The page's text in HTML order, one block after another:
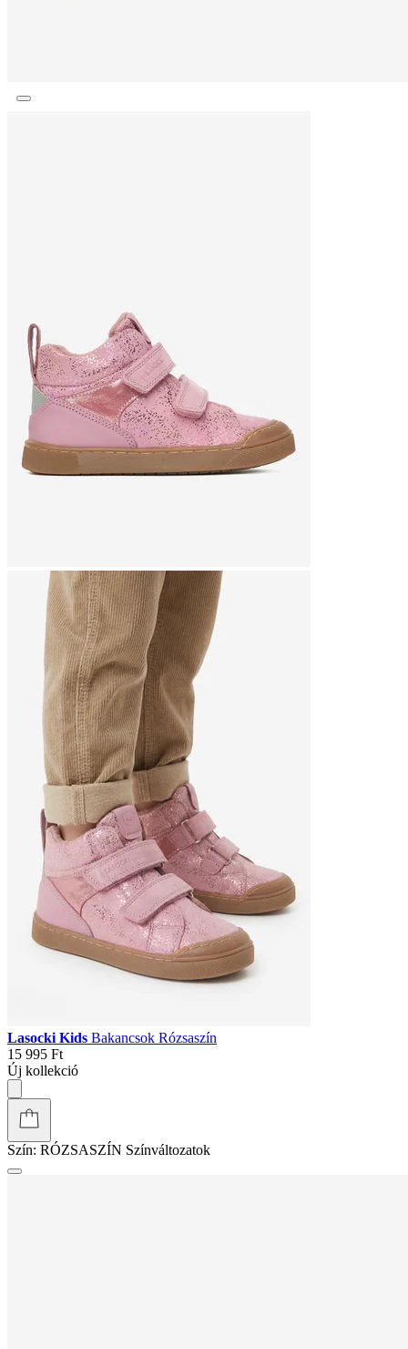
Lasocki Kids Bakancsok Rózsaszín
15 995 Ft
Új kollekció
Szín: RÓZSASZÍN Színváltozatok